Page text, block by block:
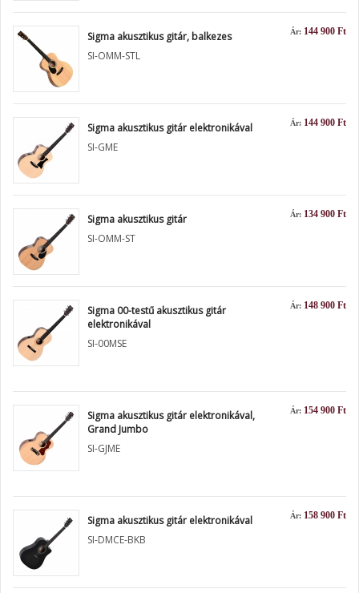
Ár: 144 900 Ft
Sigma akusztikus gitár, balkezes
SI-OMM-STL
Ár: 144 900 Ft
Sigma akusztikus gitár elektronikával
SI-GME
Ár: 134 900 Ft
Sigma akusztikus gitár
SI-OMM-ST
Ár: 148 900 Ft
Sigma 00-testű akusztikus gitár
elektronikával
SI-00MSE
Ár: 154 900 Ft
Sigma akusztikus gitár elektronikával,
Grand Jumbo
SI-GJME
Ár: 158 900 Ft
Sigma akusztikus gitár elektronikával
SI-DMCE-BKB